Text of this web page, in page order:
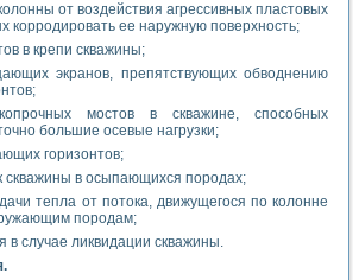
от воздействия агрессивных пластовых
корродировать ее наружную поверхность;
в крепи скважины;
экранов, препятствующих обводнению
мостов в скважине, способных
большие осевые нагрузки;
горизонтов;
скважины в осыпающихся породах;
тепла от потока, движущегося по колонне
породам;
в случае ликвидации скважины.